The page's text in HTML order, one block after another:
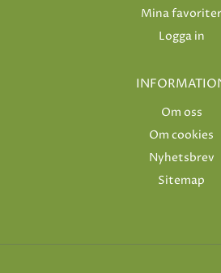
Mina favoriter
Logga in
Om oss
Om cookies
Nyhetsbrev
Sitemap